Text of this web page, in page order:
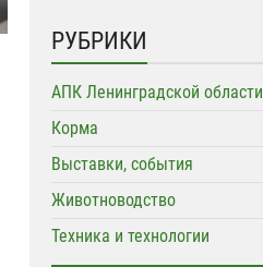
РУБРИКИ
АПК Ленинградской области
Корма
Выставки, события
Животноводство
Техника и технологии